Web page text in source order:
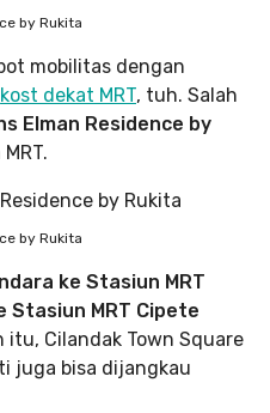
by Rukita
mobilitas dengan
kost dekat MRT, tuh. Salah
Elman Residence by
by Rukita
ke Stasiun MRT
Stasiun MRT Cipete
itu, Cilandak Town Square
juga bisa dijangkau